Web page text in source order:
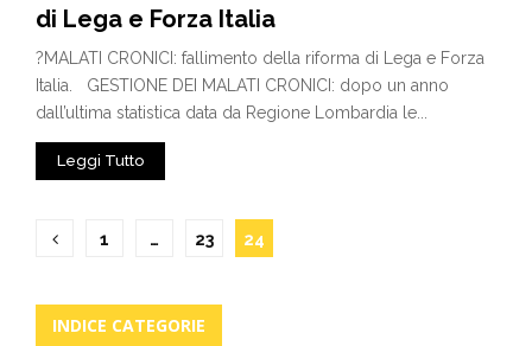
di Lega e Forza Italia
?MALATI CRONICI: fallimento della riforma di Lega e Forza
Italia. GESTIONE DEI MALATI CRONICI: dopo un anno
dall’ultima statistica data da Regione Lombardia le...
Leggi Tutto
Paginazione
articoli
1 … 23 24
INDICE CATEGORIE